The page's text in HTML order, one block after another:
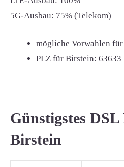
5G-Ausbau: 75% (Telekom)
mögliche Vorwahlen
PLZ für Birstein: 63633
Günstigstes
Birstein